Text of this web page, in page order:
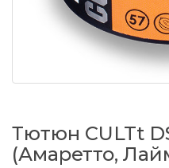
Тютюн CULTt
(Амаретто,